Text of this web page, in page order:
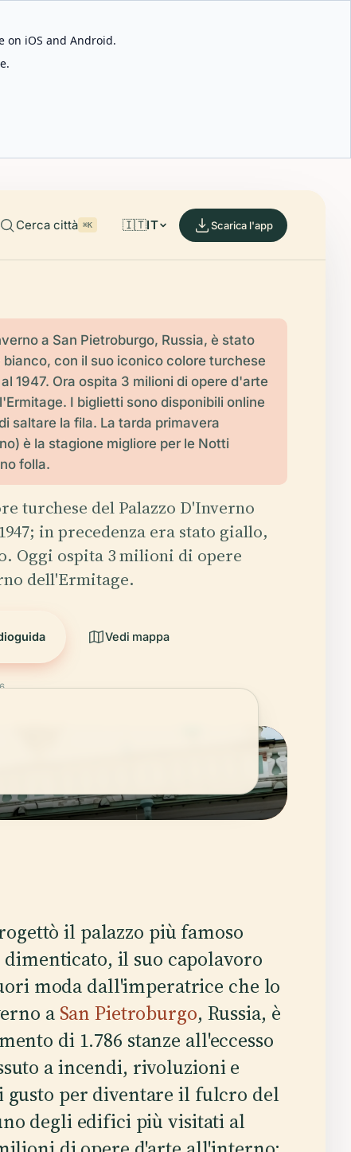
on iOS and Android.
Cerca città ⌘K 🇮🇹IT Scarica l'app
a San Pietroburgo, Russia, è stato
bianco, con il suo iconico colore turchese
1947. Ora ospita 3 milioni di opere d'arte
I biglietti sono disponibili online
saltare la fila. La tarda primavera
è la stagione migliore per le Notti
folla.
turchese del Palazzo D'Inverno
in precedenza era stato giallo,
Oggi ospita 3 milioni di opere
dell'Ermitage.
Vedi mappa
il palazzo più famoso
il suo capolavoro
moda dall'imperatrice che lo
a San Pietroburgo, Russia, è
di 1.786 stanze all'eccesso
a incendi, rivoluzioni e
per diventare il fulcro del
degli edifici più visitati al